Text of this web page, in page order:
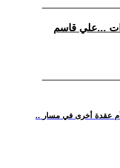
...علي قاسم
أم عقدة أخرى في مسار